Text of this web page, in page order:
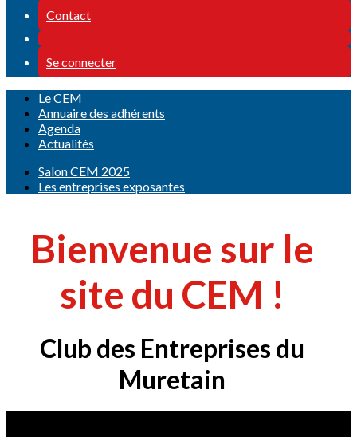
Contact
Se connecter
Le CEM
Annuaire des adhérents
Agenda
Actualités
Salon CEM 2025
Les entreprises exposantes
Bienvenue sur le
site du CEM !
Club des Entreprises du
Muretain